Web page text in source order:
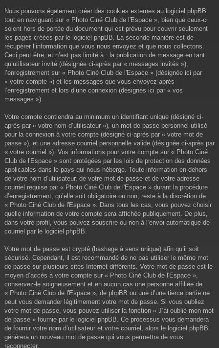
Nous pouvons également créer des cookies externes au logiciel phpBB
tout en naviguant sur « Photo Ciné Club de l'Espace », bien que ceux-ci
soient hors de portée du document qui est prévu pour couvrir seulement
les pages créées par le logiciel phpBB. La seconde manière est de
récupérer l’information que vous nous envoyez et que nous collectons.
Ceci peut être, et n’est pas limité à : la publication de message en tant
qu’utilisateur invité (désignée ci-après par « messages invités »),
l’enregistrement sur « Photo Ciné Club de l'Espace » (désignée ici par
« votre compte ») et les messages que vous envoyez après
l’enregistrement et lors d’une connexion (désignés ici par « vos
messages »).
Votre compte contiendra au minimum un identifiant unique (désigné ci-
après par « votre nom d’utilisateur »), un mot de passe personnel utilisé
pour la connexion à votre compte (désigné ci-après par « votre mot de
passe »), et une adresse courriel personnelle valide (désignée ci-après par
« votre courriel »). Vos informations pour votre compte sur « Photo Ciné
Club de l'Espace » sont protégées par les lois de protection des données
applicables dans le pays qui nous héberge. Toute information en-dehors
de votre nom d’utilisateur, de votre mot de passe et de votre adresse
courriel requise par « Photo Ciné Club de l'Espace » durant la procédure
d’enregistrement, qu’elle soit obligatoire ou non, reste à la discrétion de
« Photo Ciné Club de l'Espace ». Dans tous les cas, vous pouvez choisir
quelle information de votre compte sera affichée publiquement. De plus,
dans votre profil, vous pouvez souscrire ou non à l’envoi automatique de
courriel par le logiciel phpBB.
Votre mot de passe est crypté (hashage à sens unique) afin qu’il soit
sécurisé. Cependant, il est recommandé de ne pas utiliser le même mot
de passe sur plusieurs sites Internet différents. Votre mot de passe est le
moyen d’accès à votre compte sur « Photo Ciné Club de l'Espace »,
conservez-le soigneusement et en aucun cas une personne affiliée de
« Photo Ciné Club de l'Espace », de phpBB ou une d’une tierce partie ne
peut vous demander légitimement votre mot de passe. Si vous oubliez
votre mot de passe, vous pouvez utiliser la fonction « J’ai oublié mon mot
de passe » fournie par le logiciel phpBB. Ce processus vous demandera
de fournir votre nom d’utilisateur et votre courriel, alors le logiciel phpBB
générera un nouveau mot de passe qui vous permettra de vous
reconnecter.